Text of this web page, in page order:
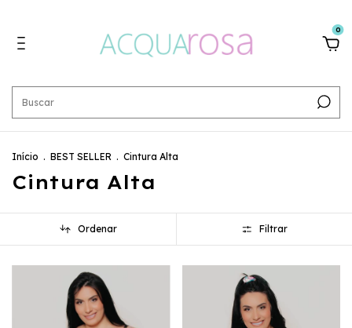
0
Início . BEST SELLER . Cintura Alta
Cintura Alta
Ordenar Filtrar